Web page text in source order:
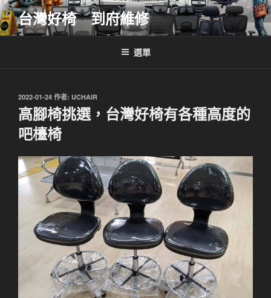
跳
至
主
台灣好椅 到府維修
選單
發
佈
於
2022-01-24 作者: UCHAIR
高腳椅挑選，台灣好椅有各種高度的
吧檯椅